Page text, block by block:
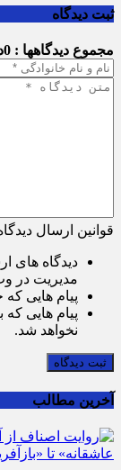
ثبت دیدگاه
مجموع دیدگاهها : 0
قوانین ارسال
دیدگاه های
مدیریت در
پیام هایی
پیام هایی
نخواهد شد.
ثبت دیدگاه
آخرین مطالب